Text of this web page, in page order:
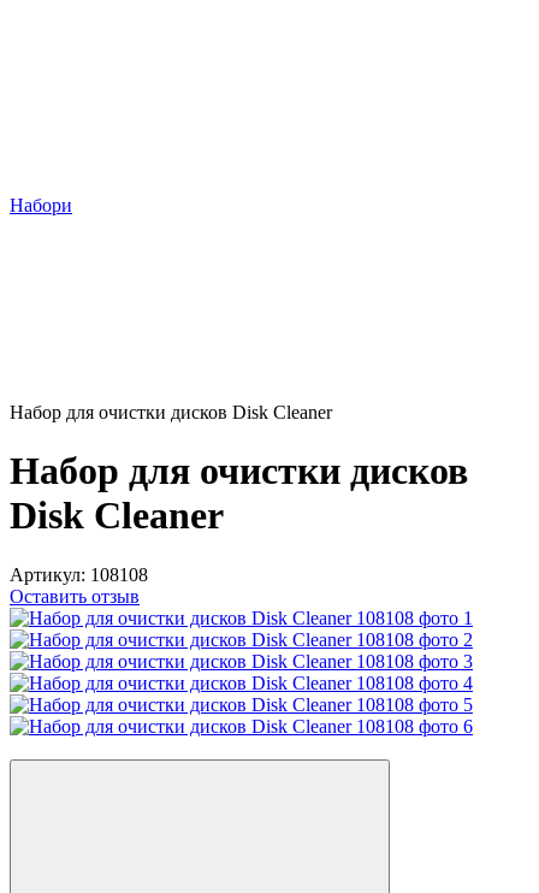
Набори
Набор для очистки дисков Disk Cleaner
Набор для очистки дисков
Disk Cleaner
Артикул: 108108
Оставить отзыв